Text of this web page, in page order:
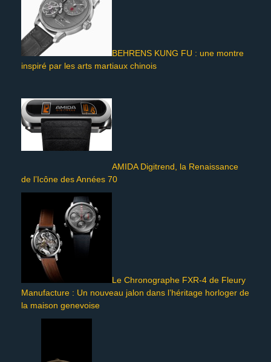
BEHRENS KUNG FU : une montre
inspiré par les arts martiaux chinois
AMIDA Digitrend, la Renaissance
de l’Icône des Années 70
Le Chronographe FXR-4 de Fleury
Manufacture : Un nouveau jalon dans l’héritage horloger de
la maison genevoise